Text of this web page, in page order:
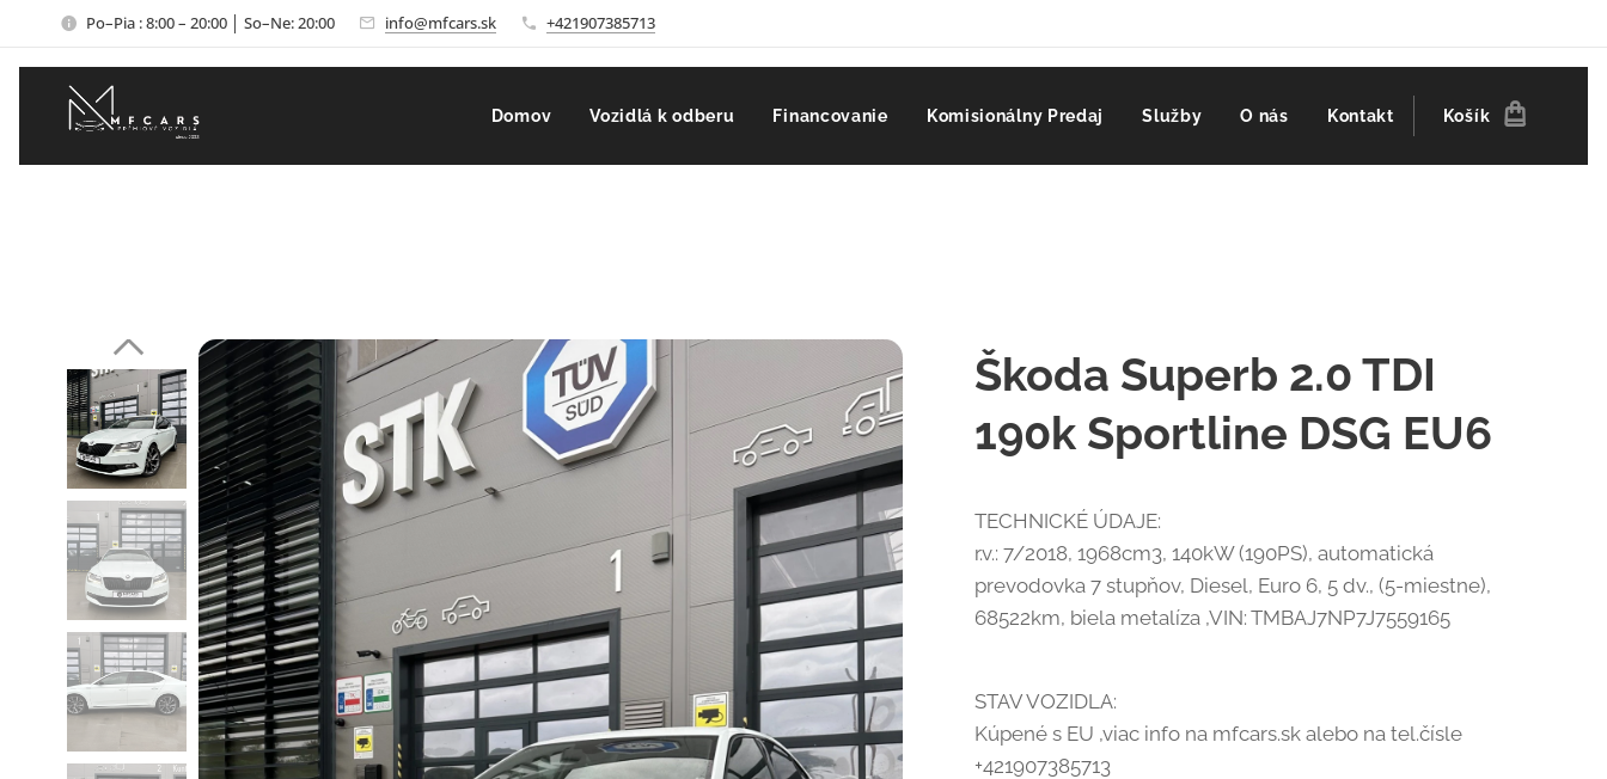
Po–Pia : 8:00 – 20:00 │ So–Ne: 20:00 info@mfcars.sk +421907385713
Domov Vozidlá k odberu Financovanie Komisionálny Predaj Služby O nás Kontakt Košík
Škoda Superb 2.0 TDI
190k Sportline DSG EU6
TECHNICKÉ ÚDAJE:
r.v.: 7/2018, 1968cm3, 140kW (190PS), automatická
prevodovka 7 stupňov, Diesel, Euro 6, 5 dv., (5-miestne),
68522km, biela metalíza ,VIN: TMBAJ7NP7J7559165
STAV VOZIDLA:
Kúpené s EU ,viac info na mfcars.sk alebo na tel.čísle
+421907385713